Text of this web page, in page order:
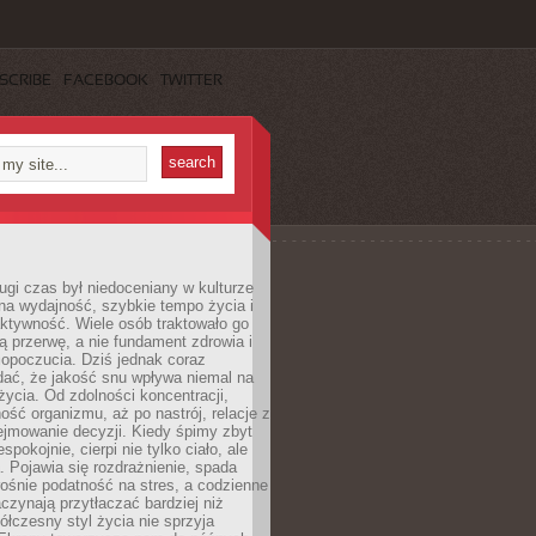
FACEBOOK TWITTER
czas był niedoceniany w kulturze
wydajność, szybkie tempo życia i
Wiele osób traktowało go
przerwę, a nie fundament zdrowia i
Dziś jednak coraz
że jakość snu wpływa niemal na
Od zdolności koncentracji,
organizmu, aż po nastrój, relacje z
decyzji. Kiedy śpimy zbyt
cierpi nie tylko ciało, ale
Pojawia się rozdrażnienie, spada
podatność na stres, a codzienne
przytłaczać bardziej niż
styl życia nie sprzyja